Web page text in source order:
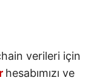
verileri için
hesabımızı ve